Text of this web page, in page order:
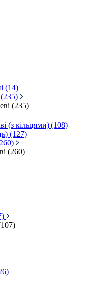
(14)
(235)
(з кільцями) (108)
(127)
(260)